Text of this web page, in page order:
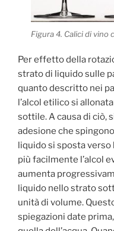
Figura 4. Calici di
Per effetto della
strato di liquido sulle
quanto descritto nei
l’alcol etilico si
sottile. A causa di ciò,
adesione che
liquido si sposta verso
più facilmente l’alcol
aumenta
liquido nello strato
unità di volume.
spiegazioni date